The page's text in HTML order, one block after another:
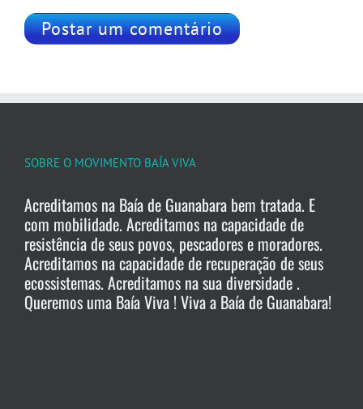
SOBRE O MOVIMENTO BAÍA VIVA
Acreditamos na Baía de Guanabara bem tratada. E
com mobilidade. Acreditamos na capacidade de
resistência de seus povos, pescadores e moradores.
Acreditamos na capacidade de recuperação de seus
ecossistemas. Acreditamos na sua diversidade .
Queremos uma Baía Viva ! Viva a Baía de Guanabara!